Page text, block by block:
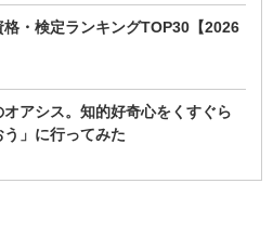
・検定ランキングTOP30【2026
アシス。知的好奇心をくすぐら
」に行ってみた